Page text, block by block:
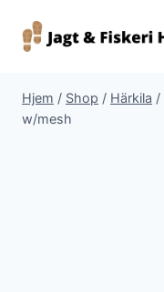
Hjem / Shop / Härkila /
w/mesh